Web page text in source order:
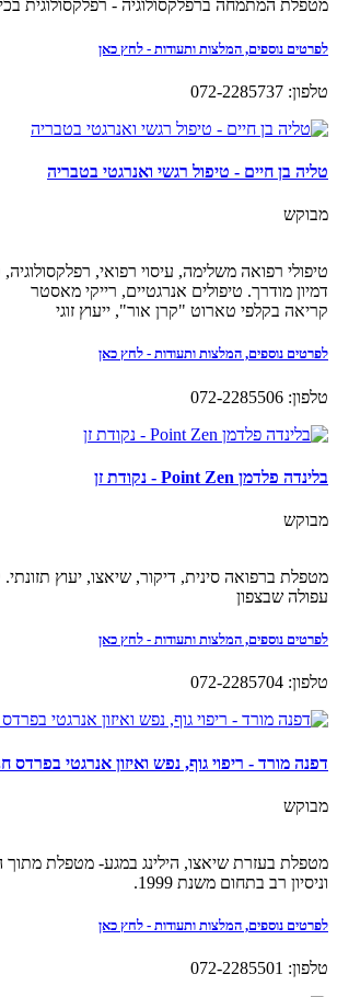
מטפלת המתמחה ברפלקסולוגיה - רפלקסולוגית
לפרטים נוספים, המלצות ותעודות - לחץ כאן
טלפון: 072-2285737
טליה בן חיים - טיפול רגשי ואנרגטי בטבריה
מבוקש
דמיון מודרך. טיפולים אנרגטיים, רייקי מאסטר
קריאה בקלפי טארוט "קרן אור", ייעוץ זוגי
לפרטים נוספים, המלצות ותעודות - לחץ כאן
טלפון: 072-2285506
בלינדה פלדמן Point Zen - נקודת זן
מבוקש
מטפלת ברפואה סינית, דיקור, שיאצו, יעוץ תזונתי.
עפולה שבצפון
לפרטים נוספים, המלצות ותעודות - לחץ כאן
טלפון: 072-2285704
דפנה מורד - ריפוי גוף, נפש ואיזון אנרגטי בפרדס
מבוקש
מטפלת בעזרת שיאצו, הילינג במגע- מטפלת
וניסיון רב בתחום משנת 1999.
לפרטים נוספים, המלצות ותעודות - לחץ כאן
טלפון: 072-2285501